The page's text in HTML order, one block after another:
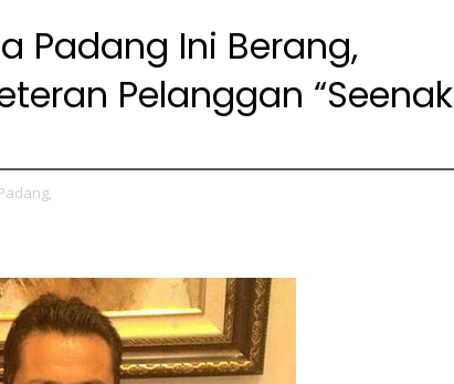
Padang Ini Berang,
Pelanggan “Seenak